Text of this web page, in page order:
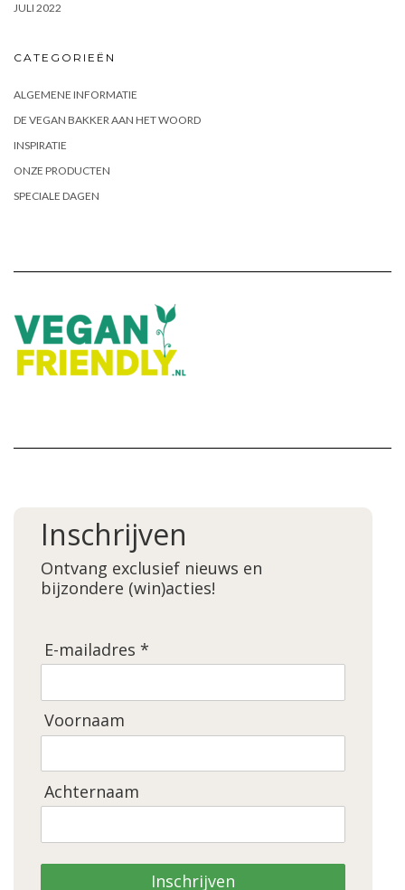
JULI 2022
CATEGORIEËN
ALGEMENE INFORMATIE
DE VEGAN BAKKER AAN HET WOORD
INSPIRATIE
ONZE PRODUCTEN
SPECIALE DAGEN
Inschrijven
Ontvang exclusief nieuws en
bijzondere (win)acties!
E-mailadres *
Voornaam
Achternaam
Inschrijven